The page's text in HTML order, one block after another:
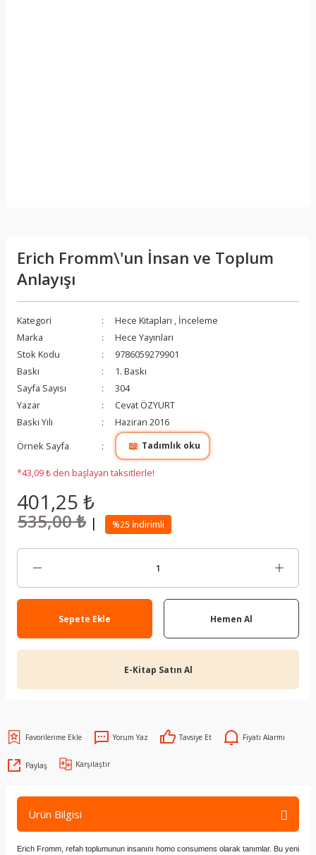
Erich Fromm\'un İnsan ve Toplum
Anlayışı
Kategori Hece Kitapları , İnceleme
Marka
Hece Yayınları
Stok Kodu
9786059279901
Baskı
1. Baskı
Sayfa Sayısı
304
Yazar
Cevat ÖZYURT
Baskı Yılı
Haziran 2016
Örnek Sayfa
📖 Tadımlık oku
*43,09 ₺ den başlayan taksitlerle!
401,25 ₺
535,00 ₺ | %25 İndirimli
Sepete Ekle Hemen Al
E-Kitap Satın Al
Yorum Yaz Tavsiye Et Fiyatı Alarmı
Paylaş Karşılaştır
Ürün Bilgisi
Erich Fromm, refah toplumunun insanını homo consumens olarak tanımlar. Bu yeni